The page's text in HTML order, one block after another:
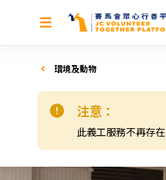
環境及動物
注意：
此義工服務不再存在